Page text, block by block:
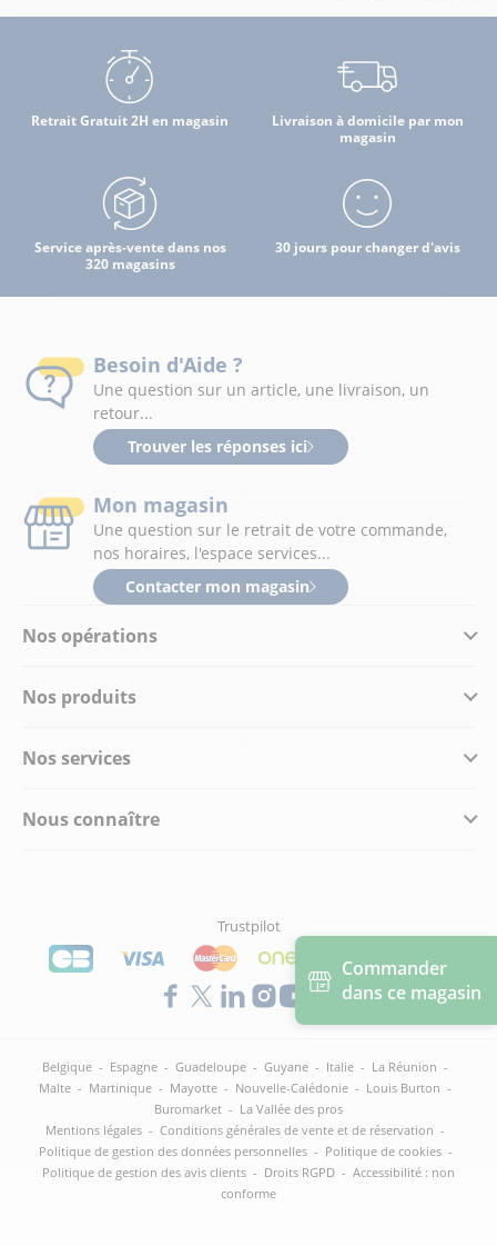
Commander
dans ce magasin
Retrait Gratuit 2H en magasin
Livraison à domicile par mon
magasin
Service après-vente dans nos
320 magasins
30 jours pour changer d'avis
Nos opérations
Nos produits
Nos services
Nous connaître
Besoin d'Aide ?
Une question sur un article, une livraison, un
retour...
Trouver les réponses ici
Mon magasin
Une question sur le retrait de votre commande,
nos horaires, l'espace services...
Contacter mon magasin
Trustpilot
Belgique - Espagne - Guadeloupe - Guyane - Italie - La Réunion -
Malte - Martinique - Mayotte - Nouvelle-Calédonie - Louis Burton -
Buromarket - La Vallée des pros
Mentions légales - Conditions générales de vente et de réservation -
Politique de gestion des données personnelles - Politique de cookies -
Politique de gestion des avis clients - Droits RGPD - Accessibilité : non
conforme